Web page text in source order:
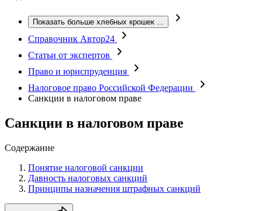
Показать больше хлебных крошек ...
Справочник Автор24
Статьи от экспертов
Право и юриспруденция
Налоговое право Российской Федерации
Санкции в налоговом праве
Санкции в налоговом праве
Содержание
Понятие налоговой санкции
Давность налоговых санкций
Принципы назначения штрафных санкций